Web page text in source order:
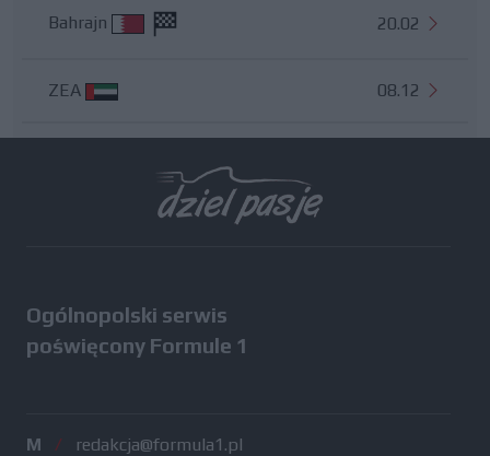
Bahrajn 20.02
ZEA 08.12
Ogólnopolski serwis
poświęcony Formule 1
M / redakcja@formula1.pl